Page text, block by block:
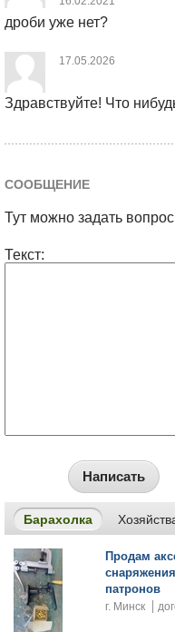
дроби уже нет?
17.05.2026
Здравствуйте! Что
СООБЩЕНИЕ
Тут можно задать
Текст:
Написать
Барахолка
Продам
патронов
г. Минск